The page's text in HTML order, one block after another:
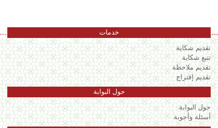
خدمات
تقديم شكاية
تتبع شكاية
تقديم ملاحظة
تقديم إقتراح
حول البوابة
حول البوابة
أسئلة وأجوبة